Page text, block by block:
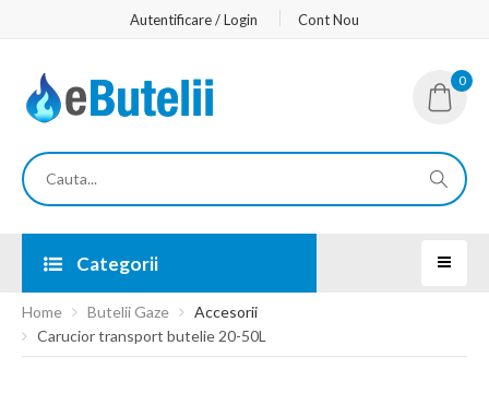
Autentificare / Login Cont Nou
0
Categorii
Home Butelii Gaze
Accesorii
Carucior transport butelie 20-50L